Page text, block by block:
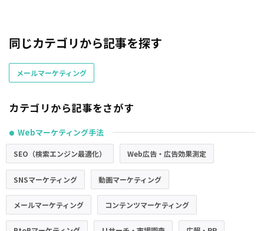
同じカテゴリから記事を探す
メールマーケティング
カテゴリから記事をさがす
● Webマーケティング手法
SEO（検索エンジン最適化） Web広告・広告効果測定
SNSマーケティング 動画マーケティング
メールマーケティング コンテンツマーケティング